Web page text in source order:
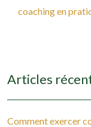
coaching en
Articles
Comment exercer